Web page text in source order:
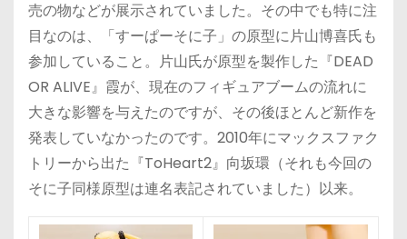
売の物などが展示されていました。その中でも特に注
目なのは、「すーぱーそに子」の原型に片山博喜氏も
参加していること。片山氏が原型を製作した『DEAD
OR ALIVE』霞が、現在のフィギュアブームの流れに
大きな影響を与えたのですが、その後ほとんど新作を
発表していなかったのです。2010年にマックスファク
トリーから出た『ToHeart2』向坂環（それも今回の
そに子同様原型は連名表記されていました）以来。